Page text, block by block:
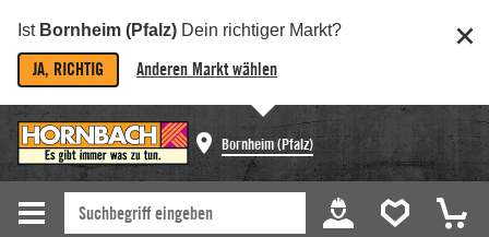
Ist Bornheim (Pfalz) Dein richtiger Markt?
JA, RICHTIG Anderen Markt wählen
Bornheim (Pfalz)